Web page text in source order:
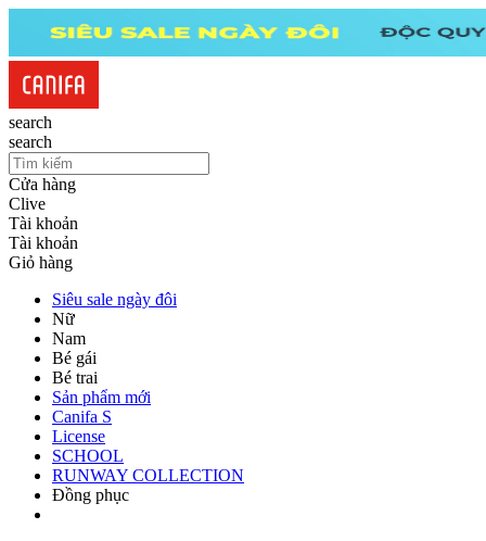
search
search
Cửa hàng
Clive
Tài khoản
Tài khoản
Giỏ hàng
Siêu sale ngày đôi
Nữ
Nam
Bé gái
Bé trai
Sản phẩm mới
Canifa S
License
SCHOOL
RUNWAY COLLECTION
Đồng phục